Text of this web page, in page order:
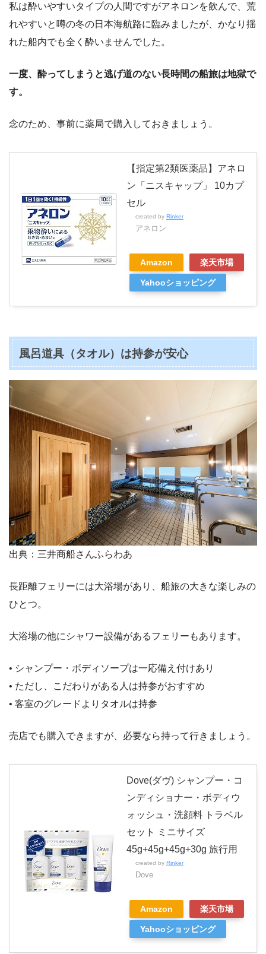
私は酔いやすいタイプの人間ですがアネロンを飲んで、荒
れやすいと噂の冬の日本海航路に臨みましたが、かなり揺
れた船内でも全く酔いませんでした。
一度、酔ってしまうと逃げ道のない長時間の船旅は地獄で
す。
念のため、事前に薬局で購入しておきましょう。
【指定第2類医薬品】アネロ
ン「ニスキャップ」 10カプ
セル
created by Rinker
アネロン
Amazon 楽天市場
Yahooショッピング
風呂道具（タオル）は持参が安心
出典：三井商船さんふらわあ
長距離フェリーには大浴場があり、船旅の大きな楽しみの
ひとつ。
大浴場の他にシャワー設備があるフェリーもあります。
• シャンプー・ボディソープは一応備え付けあり
• ただし、こだわりがある人は持参がおすすめ
• 客室のグレードよりタオルは持参
売店でも購入できますが、必要なら持って行きましょう。
Dove(ダヴ) シャンプー・コ
ンディショナー・ボディウ
ォッシュ・洗顔料 トラベル
セット ミニサイズ
45g+45g+45g+30g 旅行用
created by Rinker
Dove
Amazon 楽天市場
Yahooショッピング